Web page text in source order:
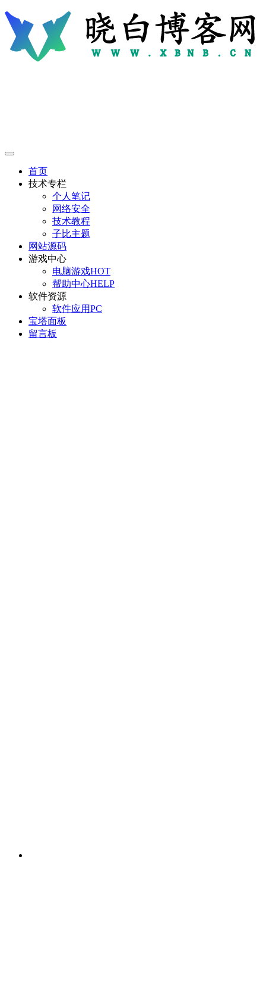
首页
技术专栏
个人笔记
网络安全
技术教程
子比主题
网站源码
游戏中心
电脑游戏HOT
帮助中心HELP
软件资源
软件应用PC
宝塔面板
留言板